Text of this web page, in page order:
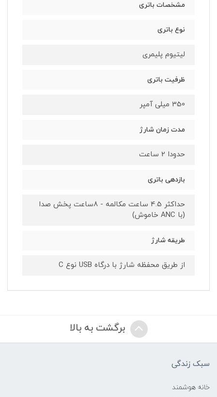
مشخصات باتری
نوع باتری
لیتیوم پلیمری
ظرفیت باتری
350 میلی آمپر
مدت زمان شارژ
حدودا 2 ساعت
بازدهی باتری
حداکثر 4.5 ساعت مکالمه - 8ساعت پخش صدا
(با ANC خاموش)
طریقه شارژ
از طریق محفظه شارژ با درگاه USB نوع C
برگشت به بالا
سبک زندگی
خانه هوشمند